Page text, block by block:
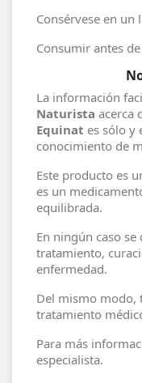
Consérvese en un
Consumir antes
La información
Naturista acerca
Equinat es sólo y
conocimiento de
Este producto es
es un
equilibrada.
En ningún caso
tratamiento,
enfermedad.
Del mismo modo,
tratamiento
Para más
especialista.